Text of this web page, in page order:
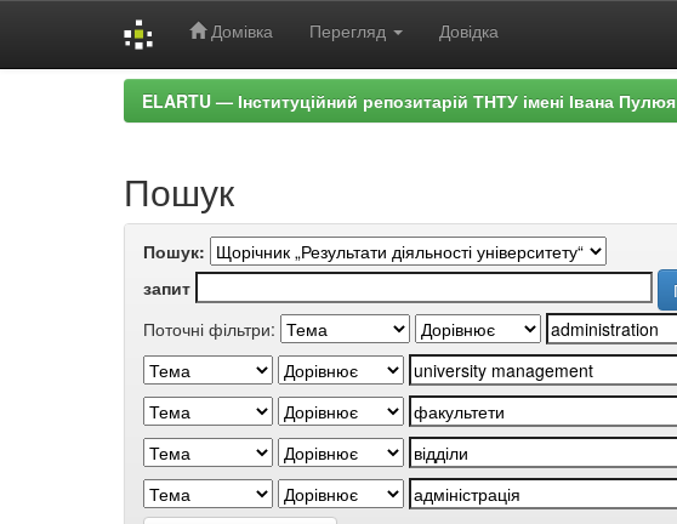
Домівка Перегляд Довідка
ELARTU — Інституційний репозитарій ТНТУ імені Івана Пулюя
Пошук
Пошук:
запит
Поточні фільтри: